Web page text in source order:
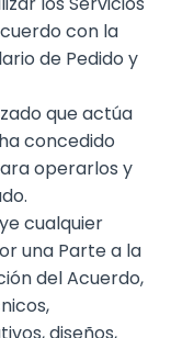
con la
de Pedido y
que actúa
concedido
operarlos y
cualquier
una Parte a la
del Acuerdo,